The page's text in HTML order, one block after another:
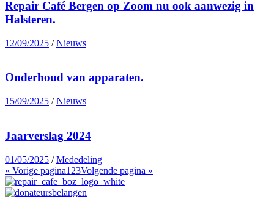
Repair Café Bergen op Zoom nu ook aanwezig in
Halsteren.
12/09/2025 / Nieuws
Onderhoud van apparaten.
15/09/2025 / Nieuws
Jaarverslag 2024
01/05/2025 / Mededeling
« Vorige pagina1 23Volgende pagina »